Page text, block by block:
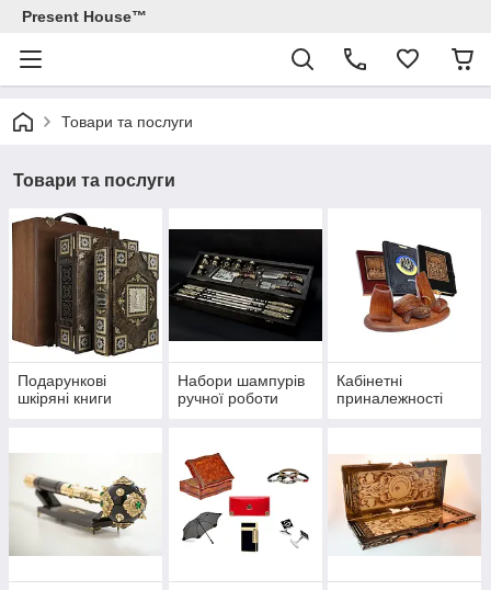
Present House™
Товари та послуги
Товари та послуги
Подарункові
шкіряні книги
Набори шампурів
ручної роботи
Кабінетні
приналежності